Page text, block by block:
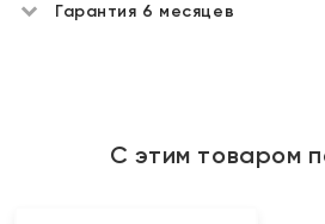
Гарантия 6 месяцев
С этим товаром